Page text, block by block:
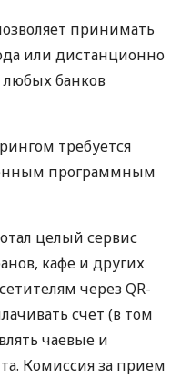
принимать
или дистанционно
любых банков
требуется
программным
целый сервис
кафе и других
через QR-
счет (в том
чаевые и
Комиссия за прием